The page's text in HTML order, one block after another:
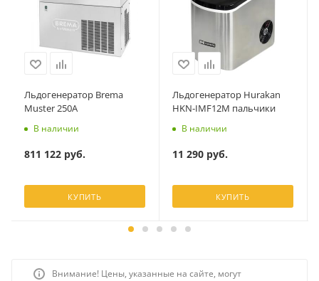
Льдогенератор Brema
Muster 250A
В наличии
811 122руб.
КУПИТЬ
Льдогенератор Hurakan
HKN-IMF12M пальчики
В наличии
11 290руб.
КУПИТЬ
Внимание! Цены, указанные на сайте, могут